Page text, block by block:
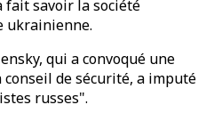
fait savoir la société
ukrainienne.
qui a convoqué une
de sécurité, a imputé
russes".